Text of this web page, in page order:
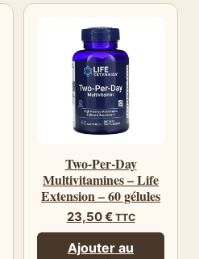
Two-Per-Day
Multivitamines – Life
Extension – 60 gélules
23,50€ TTC
Ajouter au